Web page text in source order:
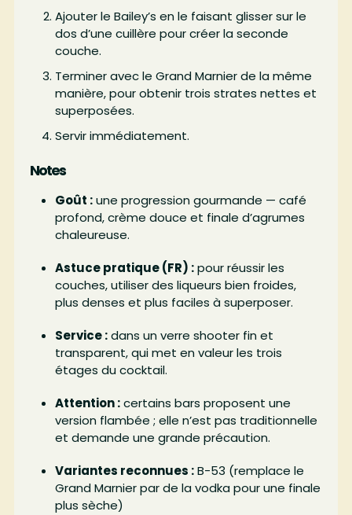
Ajouter le Bailey’s en le faisant glisser sur le
dos d’une cuillère pour créer la seconde
couche.
Terminer avec le Grand Marnier de la même
manière, pour obtenir trois strates nettes et
superposées.
Servir immédiatement.
Notes
Goût :une progression gourmande — café
profond, crème douce et finale d’agrumes
chaleureuse.
Astuce pratique (FR) :pour réussir les
couches, utiliser des liqueurs bien froides,
plus denses et plus faciles à superposer.
Service :dans un verre shooter fin et
transparent, qui met en valeur les trois
étages du cocktail.
Attention :certains bars proposent une
version flambée ; elle n’est pas traditionnelle
et demande une grande précaution.
Variantes reconnues :B-53 (remplace le
Grand Marnier par de la vodka pour une finale
plus sèche)